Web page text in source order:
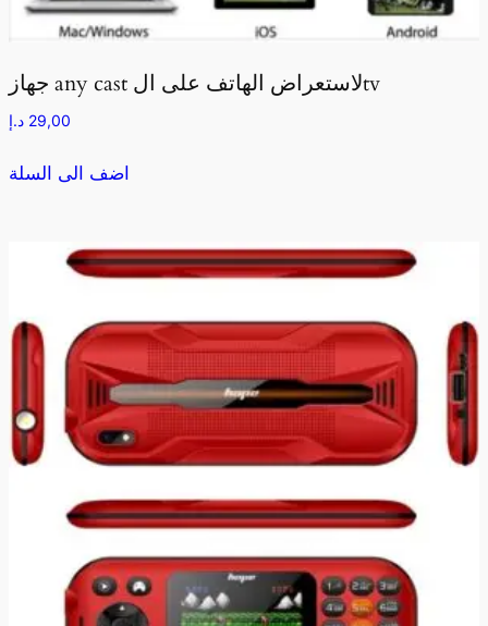
جهاز any cast لاستعراض الهاتف على الtv
29,00 د.إ
اضف الى السلة